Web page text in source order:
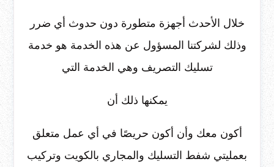
خلال الأحدث أجهزة متطورة دون حدوث أي ضرر
وذلك لشركتنا المسؤول عن هذه الخدمة هو خدمة
تسليك التصريف وهي الخدمة التي
يمكنها ذلك أن
أكون معك وأن أكون حريصًا في أي عمل متعلق
بعمليتي شفط التسليك والمجاري بالكويت وتركيب